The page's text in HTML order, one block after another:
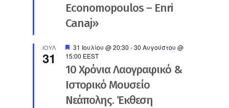
Economopoulos – Enri
Canaj»
ΙΟΎΛ
31
Προτεινόμενο
31 Ιουλίου @ 20:30 -30 Αυγούστου @
15:00 EEST
10 Χρόνια Λαογραφικό &
Ιστορικό Μουσείο
Νεάπολης. Έκθεση